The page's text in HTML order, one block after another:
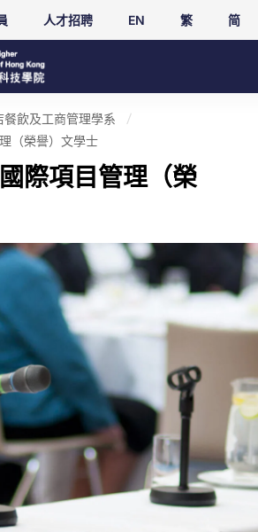
人才招聘 EN 繁 简
餐飲及工商管理學系
（榮譽）文學士
際項目管理（榮